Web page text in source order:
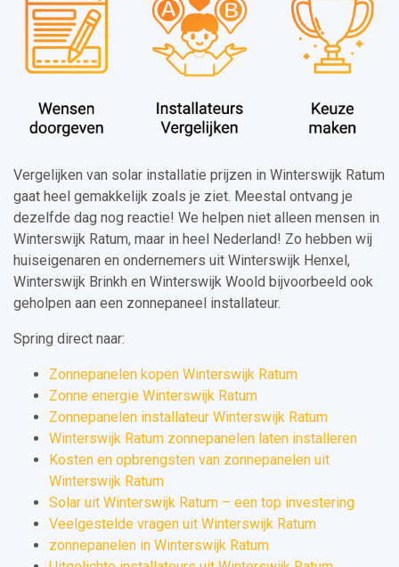
Vergelijken van solar installatie prijzen in Winterswijk Ratum
gaat heel gemakkelijk zoals je ziet. Meestal ontvang je
dezelfde dag nog reactie! We helpen niet alleen mensen in
Winterswijk Ratum, maar in heel Nederland! Zo hebben wij
huiseigenaren en ondernemers uit Winterswijk Henxel,
Winterswijk Brinkh en Winterswijk Woold bijvoorbeeld ook
geholpen aan een zonnepaneel installateur.
Spring direct naar:
Zonnepanelen kopen Winterswijk Ratum
Zonne energie Winterswijk Ratum
Zonnepanelen installateur Winterswijk Ratum
Winterswijk Ratum zonnepanelen laten installeren
Kosten en opbrengsten van zonnepanelen uit
Winterswijk Ratum
Solar uit Winterswijk Ratum – een top investering
Veelgestelde vragen uit Winterswijk Ratum
zonnepanelen in Winterswijk Ratum